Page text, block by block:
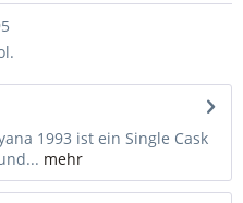
1993 ist ein Single Cask
mehr